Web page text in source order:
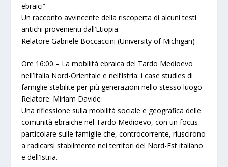
ebraici” —
Un racconto avvincente della riscoperta di alcuni testi
antichi provenienti dall’Etiopia.
Relatore Gabriele Boccaccini (University of Michigan)
Ore 16:00 – La mobilità ebraica del Tardo Medioevo
nell’Italia Nord-Orientale e nell’Istria: i case studies di
famiglie stabilite per più generazioni nello stesso luogo
Relatore: Miriam Davide
Una riflessione sulla mobilità sociale e geografica delle
comunità ebraiche nel Tardo Medioevo, con un focus
particolare sulle famiglie che, controcorrente, riuscirono
a radicarsi stabilmente nei territori del Nord-Est italiano
e dell’Istria.